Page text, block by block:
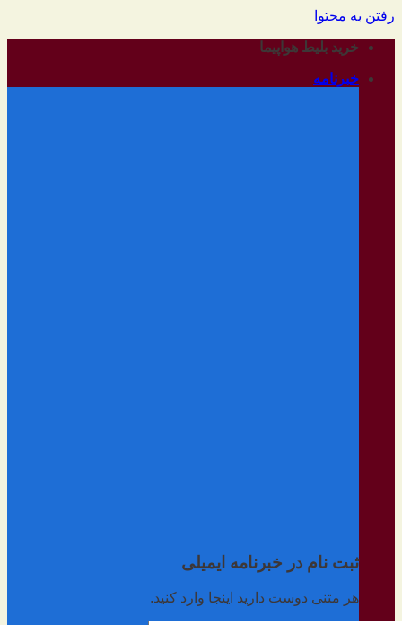
رفتن به محتوا
خرید بلیط هواپیما
خبرنامه
ثبت نام در خبرنامه ایمیلی
هر متنی دوست دارید اینجا وارد کنید.